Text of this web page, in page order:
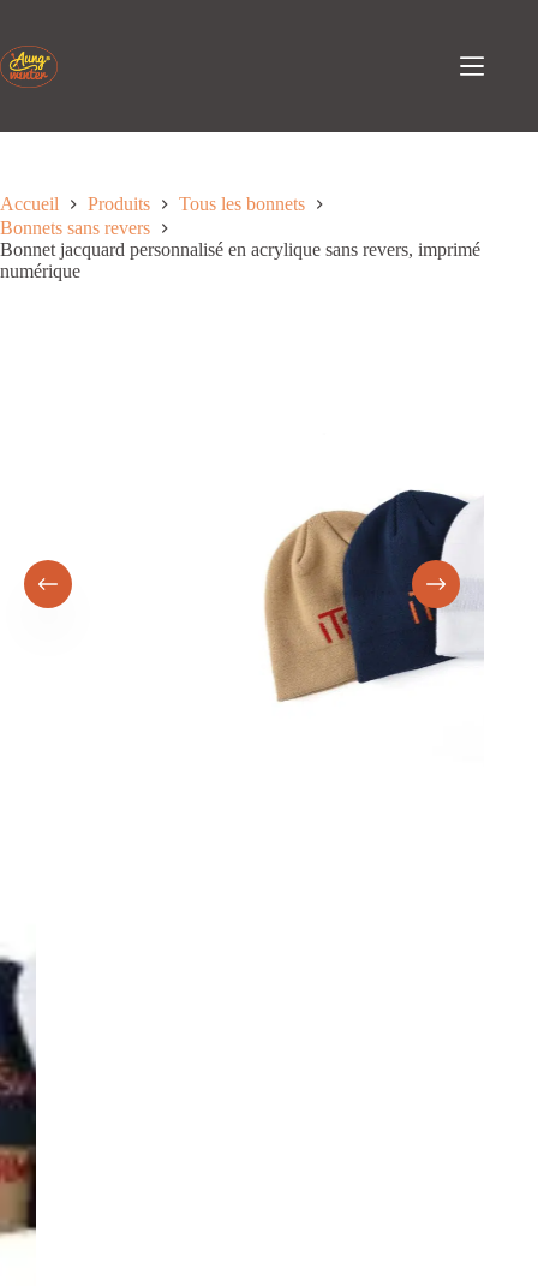
contenu
Accueil Produits
Tous les bonnets
Bonnets sans revers
Bonnet jacquard personnalisé en acrylique sans revers, imprimé
numérique